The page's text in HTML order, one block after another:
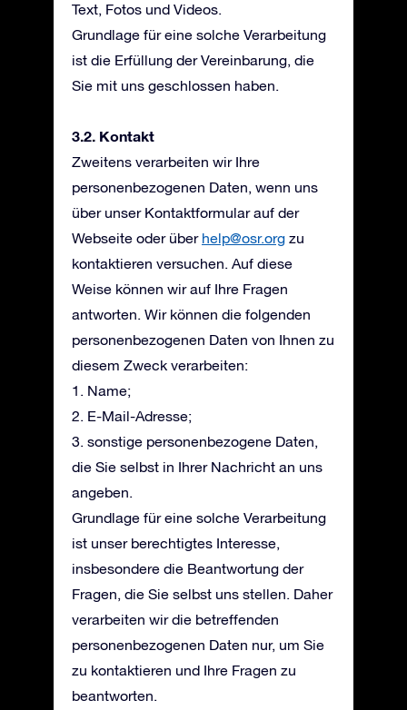
Text, Fotos und Videos.
Grundlage für eine solche Verarbeitung
ist die Erfüllung der Vereinbarung, die
Sie mit uns geschlossen haben.
3.2. Kontakt
Zweitens verarbeiten wir Ihre
personenbezogenen Daten, wenn uns
über unser Kontaktformular auf der
Webseite oder über help@osr.org zu
kontaktieren versuchen. Auf diese
Weise können wir auf Ihre Fragen
antworten. Wir können die folgenden
personenbezogenen Daten von Ihnen zu
diesem Zweck verarbeiten:
1. Name;
2. E-Mail-Adresse;
3. sonstige personenbezogene Daten,
die Sie selbst in Ihrer Nachricht an uns
angeben.
Grundlage für eine solche Verarbeitung
ist unser berechtigtes Interesse,
insbesondere die Beantwortung der
Fragen, die Sie selbst uns stellen. Daher
verarbeiten wir die betreffenden
personenbezogenen Daten nur, um Sie
zu kontaktieren und Ihre Fragen zu
beantworten.